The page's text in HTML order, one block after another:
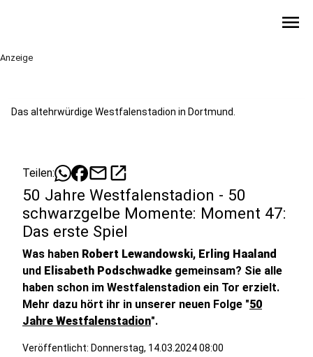
menu
Anzeige
Das altehrwürdige Westfalenstadion in Dortmund.
Teilen: mailopen_in_new
50 Jahre Westfalenstadion - 50
schwarzgelbe Momente: Moment 47:
Das erste Spiel
Was haben Robert Lewandowski, Erling Haaland
und Elisabeth Podschwadke gemeinsam? Sie alle
haben schon im Westfalenstadion ein Tor erzielt.
Mehr dazu hört ihr in unserer neuen Folge "50
Jahre Westfalenstadion".
Veröffentlicht: Donnerstag, 14.03.2024 08:00